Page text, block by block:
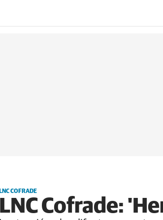
ACTUALIDAD BIERZO
LNC COFRADE
LNC Cofrade: